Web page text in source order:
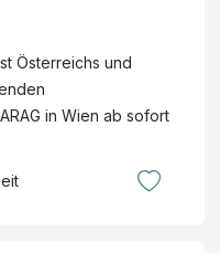
Österreichs und
in Wien ab sofort